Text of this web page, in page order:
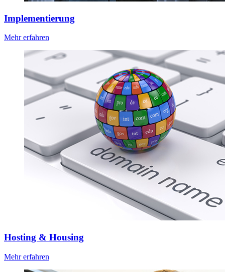
Implementierung
Mehr erfahren
Hosting & Housing
Mehr erfahren